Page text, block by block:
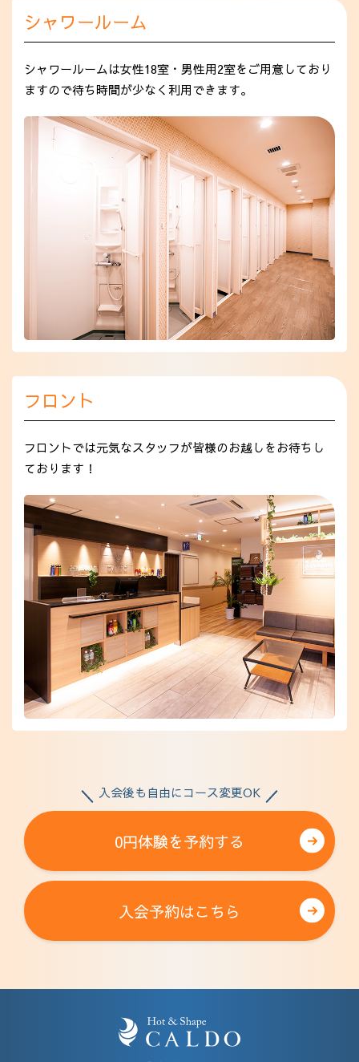
シャワールーム
シャワールームは女性18室・男性用2室をご用意しており
ますので待ち時間が少なく利用できます。
フロント
フロントでは元気なスタッフが皆様のお越しをお待ちし
ております！
入会後も自由にコース変更OK
0円体験を予約する
入会予約はこちら